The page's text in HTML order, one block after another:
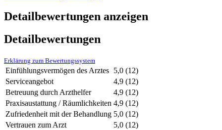
Detailbewertungen anzeigen
Detailbewertungen
Erklärung zum Bewertungssystem
Einfühlungsvermögen des Arztes 5,0 (12)
Serviceangebot
4,9 (12)
Betreuung durch Arzthelfer
4,9 (12)
Praxisaustattung / Räumlichkeiten 4,9 (12)
Zufriedenheit mit der Behandlung 5,0 (12)
Vertrauen zum Arzt
5,0 (12)